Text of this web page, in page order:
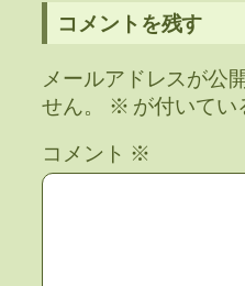
コメントを残す
メールアドレスが公
せん。
※ が付いてい
コメント ※